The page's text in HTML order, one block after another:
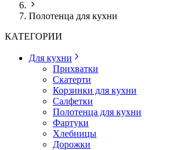
Полотенца для кухни
КАТЕГОРИИ
Для кухни
Прихватки
Скатерти
Корзинки для кухни
Салфетки
Полотенца для кухни
Фартуки
Хлебницы
Дорожки